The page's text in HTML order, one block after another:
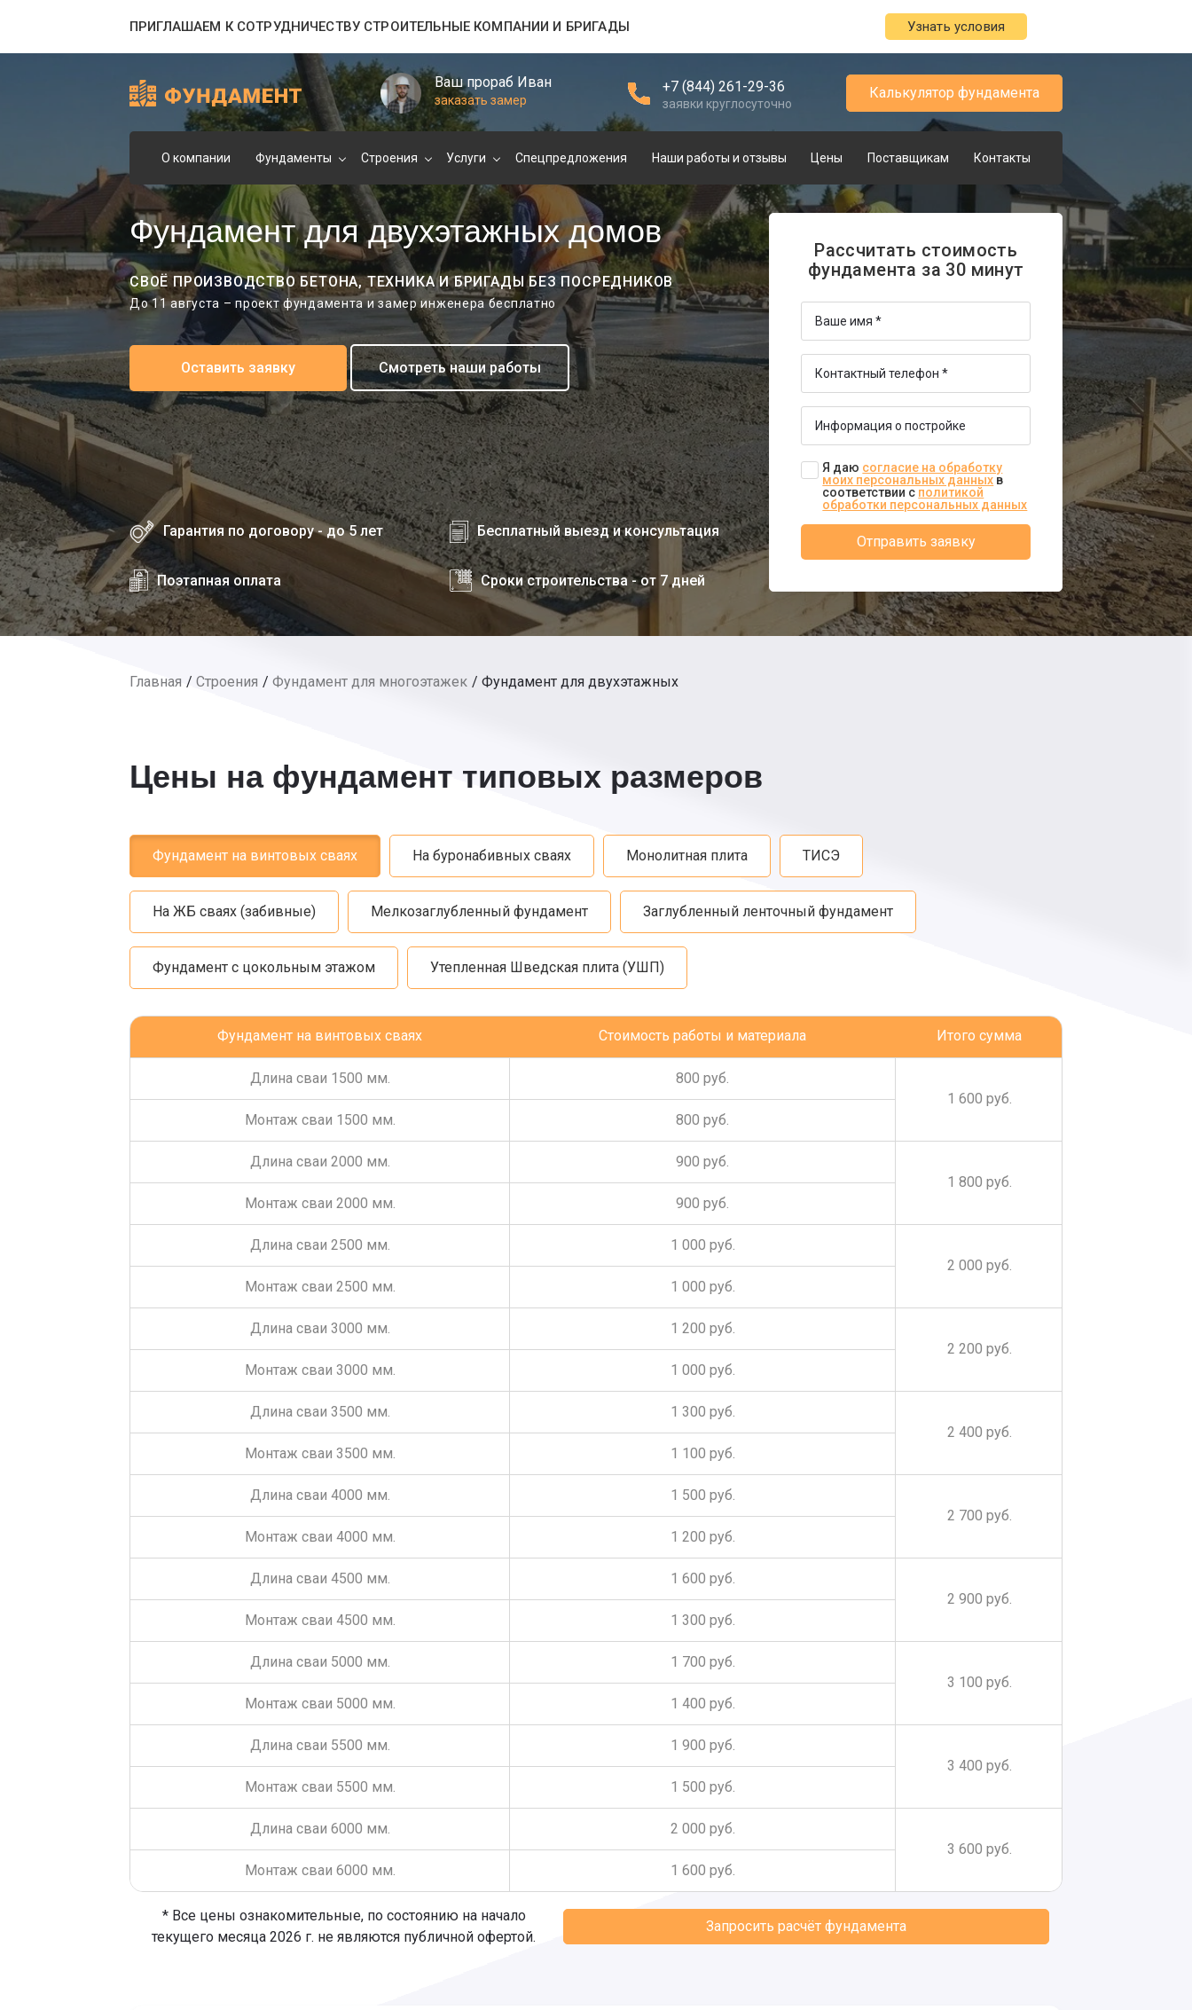
ПРИГЛАШАЕМ К СОТРУДНИЧЕСТВУ СТРОИТЕЛЬНЫЕ КОМПАНИИ И БРИГАДЫ Узнать условия
Ваш прораб Иван
заказать замер
+7 (844) 261-29-36
заявки круглосуточно
Калькулятор фундамента
О компании Фундаменты Строения Услуги Спецпредложения Наши работы и отзывы Цены Поставщикам Контакты
Фундамент для двухэтажных домов
СВОЁ ПРОИЗВОДСТВО БЕТОНА, ТЕХНИКА И БРИГАДЫ БЕЗ ПОСРЕДНИКОВ
До 11 августа – проект фундамента и замер инженера бесплатно
Оставить заявку Смотреть наши работы
Гарантия по договору - до 5 лет Бесплатный выезд и консультация
Поэтапная оплата Сроки строительства - от 7 дней
Рассчитать стоимость
фундамента за 30 минут
Я даю согласие на обработку
моих персональных данных в
соответствии с политикой
обработки персональных данных
Отправить заявку
Главная Строения Фундамент для многоэтажек Фундамент для двухэтажных
Цены на фундамент типовых размеров
Фундамент на винтовых сваях На буронабивных сваях Монолитная плита ТИСЭ
На ЖБ сваях (забивные) Мелкозаглубленный фундамент Заглубленный ленточный фундамент
Фундамент с цокольным этажом Утепленная Шведская плита (УШП)
Фундамент на винтовых сваях Стоимость работы и материала Итого сумма
Длина сваи 1500 мм.
800 руб.
1 600 руб.
Монтаж сваи 1500 мм.
800 руб.
Длина сваи 2000 мм.
900 руб.
1 800 руб.
Монтаж сваи 2000 мм.
900 руб.
Длина сваи 2500 мм.
1 000 руб.
2 000 руб.
Монтаж сваи 2500 мм.
1 000 руб.
Длина сваи 3000 мм.
1 200 руб.
2 200 руб.
Монтаж сваи 3000 мм.
1 000 руб.
Длина сваи 3500 мм.
1 300 руб.
2 400 руб.
Монтаж сваи 3500 мм.
1 100 руб.
Длина сваи 4000 мм.
1 500 руб.
2 700 руб.
Монтаж сваи 4000 мм.
1 200 руб.
Длина сваи 4500 мм.
1 600 руб.
2 900 руб.
Монтаж сваи 4500 мм.
1 300 руб.
Длина сваи 5000 мм.
1 700 руб.
3 100 руб.
Монтаж сваи 5000 мм.
1 400 руб.
Длина сваи 5500 мм.
1 900 руб.
3 400 руб.
Монтаж сваи 5500 мм.
1 500 руб.
Длина сваи 6000 мм.
2 000 руб.
3 600 руб.
Монтаж сваи 6000 мм.
1 600 руб.
* Все цены ознакомительные, по состоянию на начало
текущего месяца 2026 г. не являются публичной офертой.
Запросить расчёт фундамента